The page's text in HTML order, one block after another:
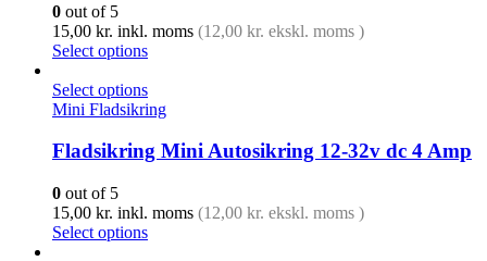
0 out of 5
15,00 kr. inkl. moms (12,00 kr. ekskl. moms )
Select options
Select options
Mini Fladsikring
Fladsikring Mini Autosikring 12-32v dc 4 Amp
0 out of 5
15,00 kr. inkl. moms (12,00 kr. ekskl. moms )
Select options